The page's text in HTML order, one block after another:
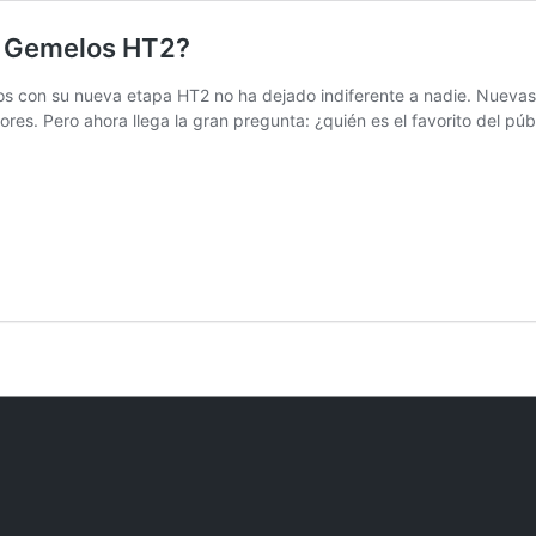
HT2?
con su nueva etapa HT2 no ha dejado indiferente a nadie.
Pero ahora llega la gran pregunta: ¿quién es el favorito del